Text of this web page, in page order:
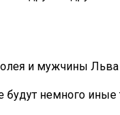
и мужчины Льва
немного